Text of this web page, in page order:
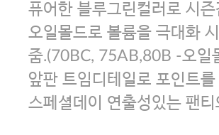
퓨어한 블루그린컬러로 시
오일몰드로 볼륨을 극대화
줌.(70BC, 75AB,80B -오일
앞판 트임디테일로 포인트
스페셜데이 연출성있는 팬